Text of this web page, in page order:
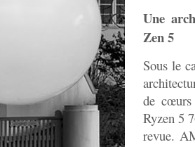
Une
Zen 5
Sous le
de cœurs
Ryzen 5
revue.